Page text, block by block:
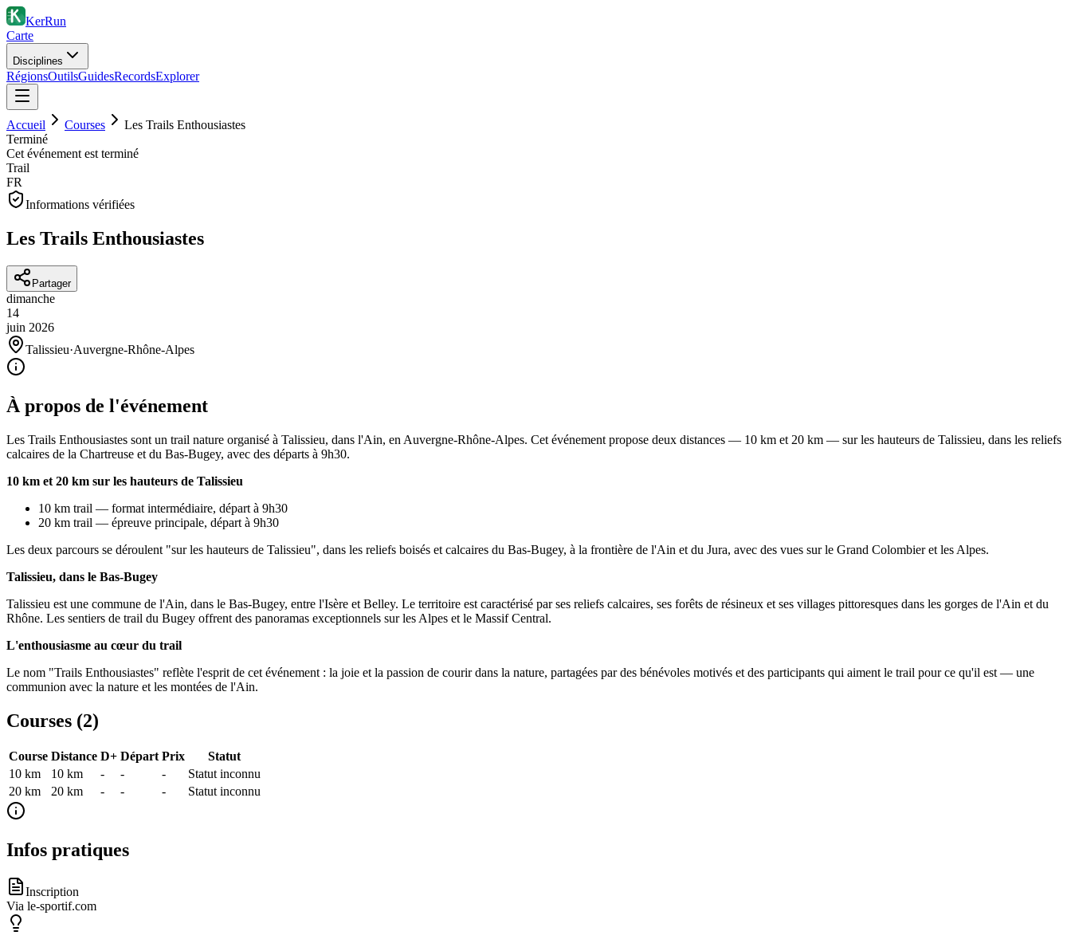
KerRun
Carte
Disciplines
RégionsOutilsGuidesRecordsExplorer
Accueil Courses
Les Trails Enthousiastes
Terminé
Cet événement est terminé
Trail
FR
Informations vérifiées
Les Trails Enthousiastes
Partager
dimanche
14
juin 2026
Talissieu·Auvergne-Rhône-Alpes
À propos de l'événement
Les Trails Enthousiastes sont un trail nature organisé à Talissieu, dans l'Ain, en Auvergne-Rhône-Alpes. Cet événement propose deux distances — 10 km et 20 km — sur les hauteurs de Talissieu, dans les reliefs
calcaires de la Chartreuse et du Bas-Bugey, avec des départs à 9h30.
10 km et 20 km sur les hauteurs de Talissieu
10 km trail — format intermédiaire, départ à 9h30
20 km trail — épreuve principale, départ à 9h30
Les deux parcours se déroulent "sur les hauteurs de Talissieu", dans les reliefs boisés et calcaires du Bas-Bugey, à la frontière de l'Ain et du Jura, avec des vues sur le Grand Colombier et les Alpes.
Talissieu, dans le Bas-Bugey
Talissieu est une commune de l'Ain, dans le Bas-Bugey, entre l'Isère et Belley. Le territoire est caractérisé par ses reliefs calcaires, ses forêts de résineux et ses villages pittoresques dans les gorges de l'Ain et du
Rhône. Les sentiers de trail du Bugey offrent des panoramas exceptionnels sur les Alpes et le Massif Central.
L'enthousiasme au cœur du trail
Le nom "Trails Enthousiastes" reflète l'esprit de cet événement : la joie et la passion de courir dans la nature, partagées par des bénévoles motivés et des participants qui aiment le trail pour ce qu'il est — une
communion avec la nature et les montées de l'Ain.
Courses (2)
Course Distance D+ Départ Prix
Statut
10 km
10 km - - -
Statut inconnu
20 km
20 km - - - Statut inconnu
Infos pratiques
Inscription
Via le-sportif.com